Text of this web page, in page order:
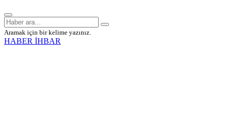
Aramak için bir kelime yazınız.
HABER İHBAR